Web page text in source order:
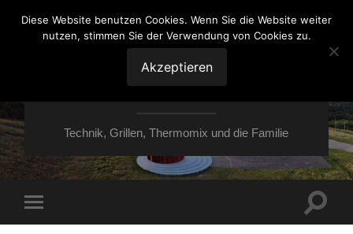
VON ESSEN ÜBER
HESSEN NACH
MOERS
Technik, Grillen, Thermomix und die Familie
Menü
Diese Website benutzen Cookies. Wenn Sie die Website weiter
nutzen, stimmen Sie der Verwendung von Cookies zu.
Akzeptieren